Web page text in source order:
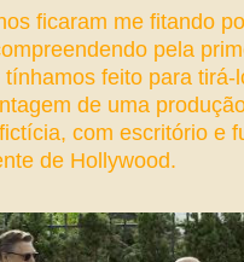
ficaram me fitando
pela
feito para tirá-
de uma
com escritório e
de Hollywood.